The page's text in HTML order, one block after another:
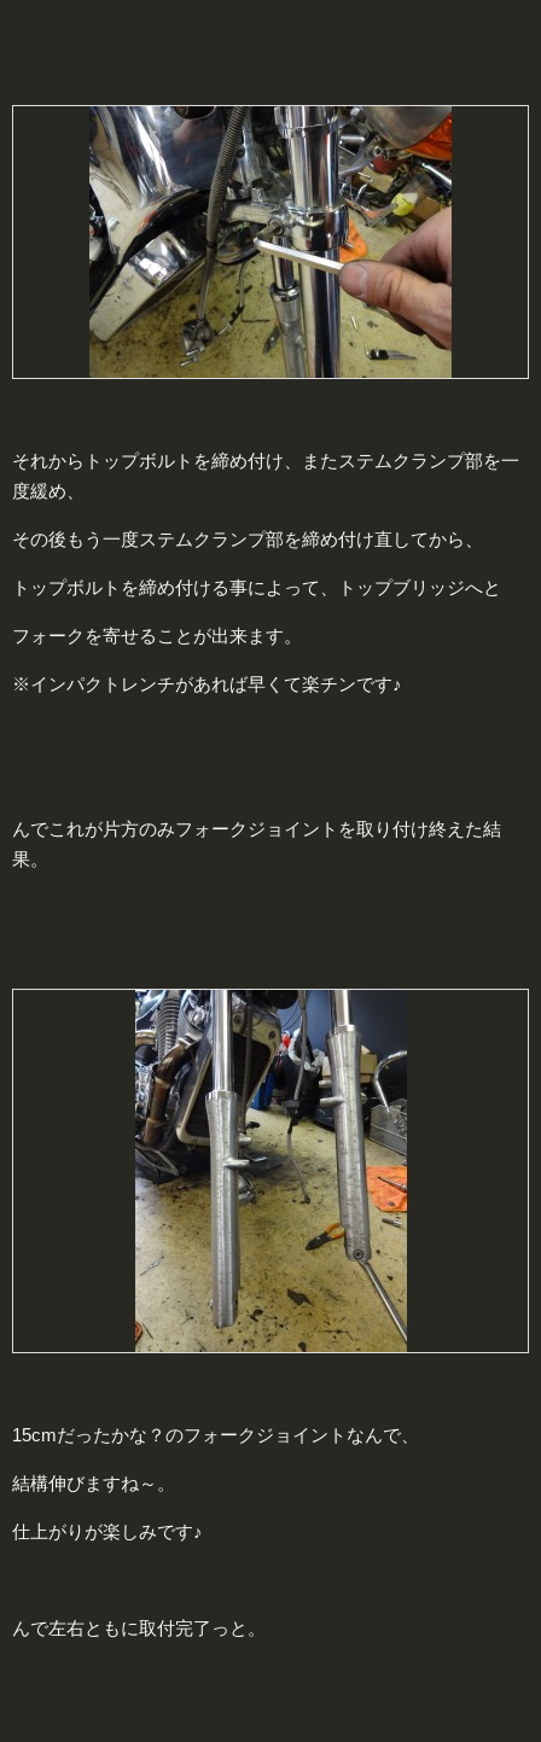
それからトップボルトを締め付け、またステムクランプ部を一
度緩め、
その後もう一度ステムクランプ部を締め付け直してから、
トップボルトを締め付ける事によって、トップブリッジへと
フォークを寄せることが出来ます。
※インパクトレンチがあれば早くて楽チンです♪
んでこれが片方のみフォークジョイントを取り付け終えた結
果。
15cmだったかな？のフォークジョイントなんで、
結構伸びますね～。
仕上がりが楽しみです♪
んで左右ともに取付完了っと。